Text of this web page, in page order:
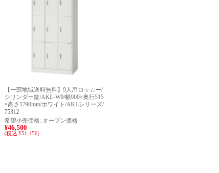
【一部地域送料無料】9人用ロッカー/
シリンダー錠/AKL-W9/幅900×奥行515
×高さ1790mm/ホワイト/AKLシリーズ/
75312
希望小売価格: オープン価格
¥46,500
(税込 ¥51,150)